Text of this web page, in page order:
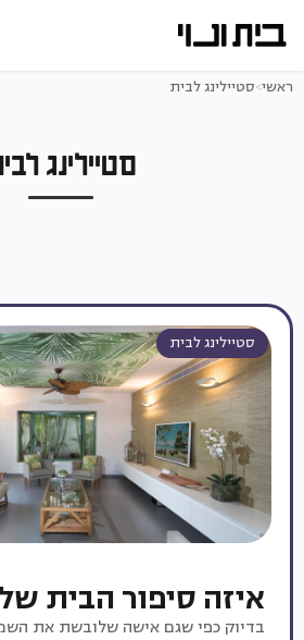
ראשי>סטיילינג לבית
סטיילינג
סטיילינג לבית
איזה סיפור הבית
בדיוק כפי שגם אישה שלובשת את